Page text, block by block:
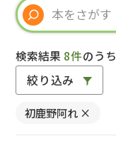
検索結果 8件のうち
絞り込み
初鹿野阿れ ×